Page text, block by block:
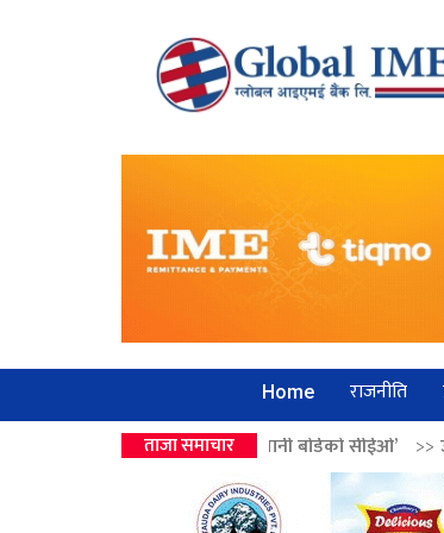
Home राजनीति
ताजा समाचार
उपहार ‘लगानी बोर्डको सीईओ’ >>उपत्यकामा श्रृंखलाबद्ध